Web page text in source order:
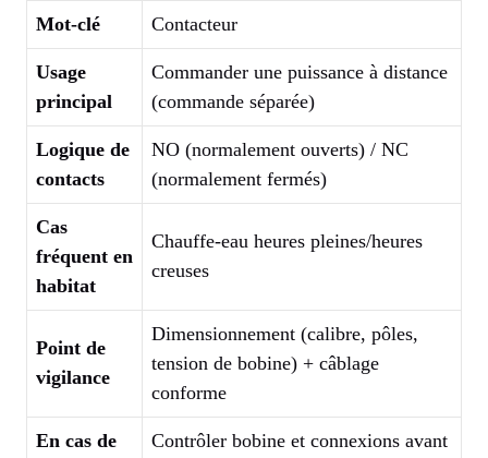
Mot-clé Contacteur
Usage
principal
Commander une puissance à distance
(commande séparée)
Logique de
contacts
NO (normalement ouverts) / NC
(normalement fermés)
Cas
fréquent en
habitat
Chauffe-eau heures pleines/heures
creuses
Point de
vigilance
Dimensionnement (calibre, pôles,
tension de bobine) + câblage
conforme
En cas de
Contrôler bobine et connexions avant